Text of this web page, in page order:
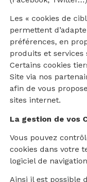
Les « cookies de
permettent
préférences, en
produits et services
Certains cookies
Site via nos
afin de vous
sites internet.
La gestion de vos
Vous pouvez
cookies dans votre
logiciel de
Ainsi il est possible